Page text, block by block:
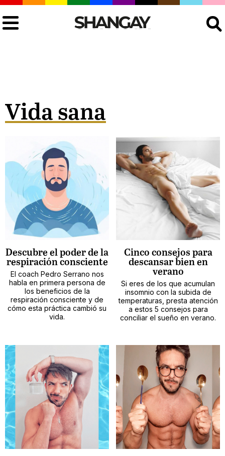
Vida sana
Descubre el poder de la
respiración consciente
El coach Pedro Serrano nos
habla en primera persona de
los beneficios de la
respiración consciente y de
cómo esta práctica cambió su
vida.
Cinco consejos para
descansar bien en
verano
Si eres de los que acumulan
insomnio con la subida de
temperaturas, presta atención
a estos 5 consejos para
conciliar el sueño en verano.